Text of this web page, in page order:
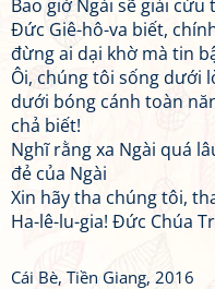
Bao giờ Ngài sẽ giải
Đức Giê-hô-va biết,
đừng ai dại khờ mà tin
Ôi, chúng tôi sống dưới
dưới bóng cánh toàn
chả biết!
Nghĩ rằng xa Ngài quá
đẻ của Ngài
Xin hãy tha chúng tôi,
Ha-lê-lu-gia! Đức Chúa
Cái Bè, Tiền Giang, 2016